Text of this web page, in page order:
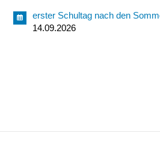
erster Schultag nach den
14.09.2026